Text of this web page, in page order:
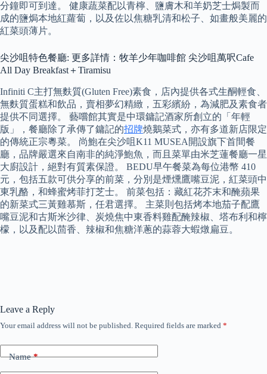
分鐘即可到達。 健康蔬菜配以青檸、鹽膚木和羊奶芝士焗製而
成的鹽焗本地紅蘿蔔，以及佐以焦糖乳清和松子、如畫般美麗的
紅菜頭薄片。
尖沙咀特色餐廳: 更多詳情：牧羊少年咖啡館 尖沙咀萬呎Cafe
All Day Breakfast＋Tiramisu
Infiniti C主打無麩質(Gluten Free)素食，店內提供各式生酮輕食、
無麩質蛋糕和飲品，賣相夢幻精緻，五彩繽紛，為減肥及素食者
提供不同選擇。 藝嚐館其實是中環鏞記酒家所創立的「年輕
版」，餐廳除了承傳了鏞記的招牌燒鵝菜式，亦有多道新店限定
的傳統正宗粵菜。 尚鮑在尖沙咀K11 MUSEA開設旗下首間餐
廳，品牌嚴選來自南非的純淨鮑魚，而且菜單由米芝蓮餐廳一星
大廚設計，絕對有質素保證。 BEDU早午餐菜為每位港幣 410
元，包括五款可供分享的前菜，分別是煙燻鷹嘴豆泥，紅菜頭中
東乳酪，和蜂蜜烤菲打芝士。 前菜包括：藏紅花芥末和醃蘋果
的新菜式三黃雞慕斯，任君選擇。 主菜則包括烤本地茄子配鷹
嘴豆泥和古斯米沙律、炭燒焦中東香料雞配醃辣椒、塔布利和檸
檬，以及配以茴香、辣椒和焦糖洋蔥的蒜蓉大蝦燉扁豆。
Leave a Reply
Your email address will not be published. Required fields are marked *
Name*